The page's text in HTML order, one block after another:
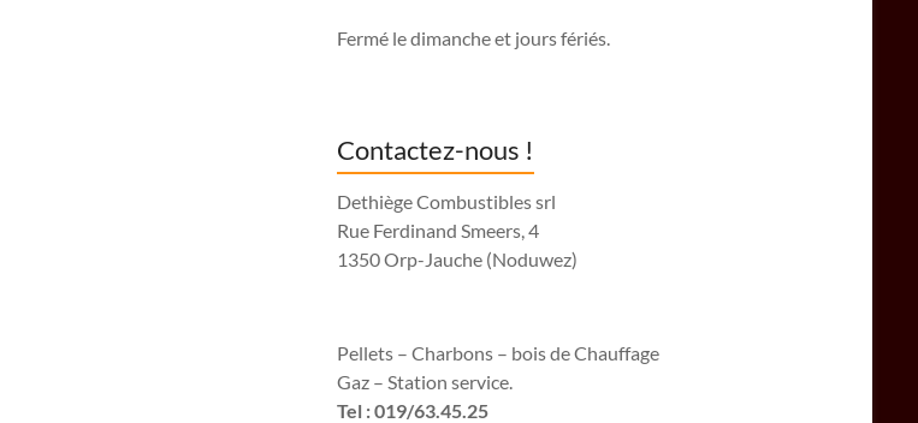
Fermé le dimanche et jours fériés.
Contactez-nous !
Dethiège Combustibles srl
Rue Ferdinand Smeers, 4
1350 Orp-Jauche (Noduwez)
Pellets – Charbons – bois de Chauffage
Gaz – Station service.
Tel : 019/63.45.25